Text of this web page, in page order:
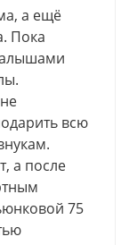
а ещё
Пока
всю
а после
75